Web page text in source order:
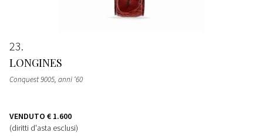
23
LONGINES
Conquest 9005, anni ‘60
VENDUTO € 1.600
(diritti d'asta esclusi)